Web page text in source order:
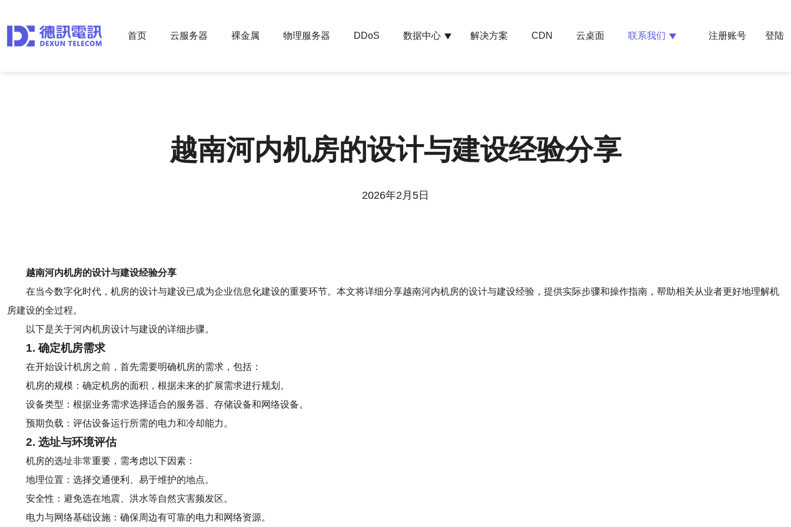
首页 云服务器 裸金属 物理服务器 DDoS 数据中心 解决方案 CDN 云桌面 联系我们 注册账号 登陆
越南河内机房的设计与建设经验分享
2026年2月5日
越南河内机房的设计与建设经验分享
在当今数字化时代，机房的设计与建设已成为企业信息化建设的重要环节。本文将详细分享越南河内机房的设计与建设经验，提供实际步骤和操作指南，帮助相关从业者更好地理解机
房建设的全过程。
以下是关于河内机房设计与建设的详细步骤。
1. 确定机房需求
在开始设计机房之前，首先需要明确机房的需求，包括：
机房的规模：确定机房的面积，根据未来的扩展需求进行规划。
设备类型：根据业务需求选择适合的服务器、存储设备和网络设备。
预期负载：评估设备运行所需的电力和冷却能力。
2. 选址与环境评估
机房的选址非常重要，需考虑以下因素：
地理位置：选择交通便利、易于维护的地点。
安全性：避免选在地震、洪水等自然灾害频发区。
电力与网络基础设施：确保周边有可靠的电力和网络资源。